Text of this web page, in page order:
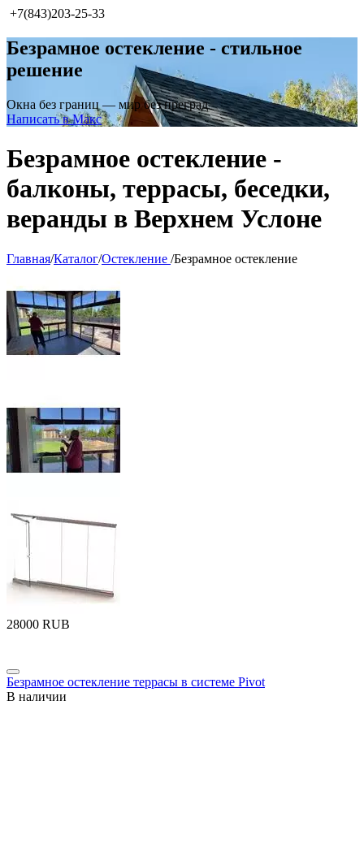
+7(843)203-25-33
Безрамное остекление - стильное
решение
Окна без границ — мир без преград
Написать в Макс
Безрамное остекление -
балконы, террасы, беседки,
веранды в Верхнем Услоне
Главная/Каталог/Остекление /Безрамное остекление
‍28000‍ RUB
Безрамное остекление террасы в системе Pivot
В наличии